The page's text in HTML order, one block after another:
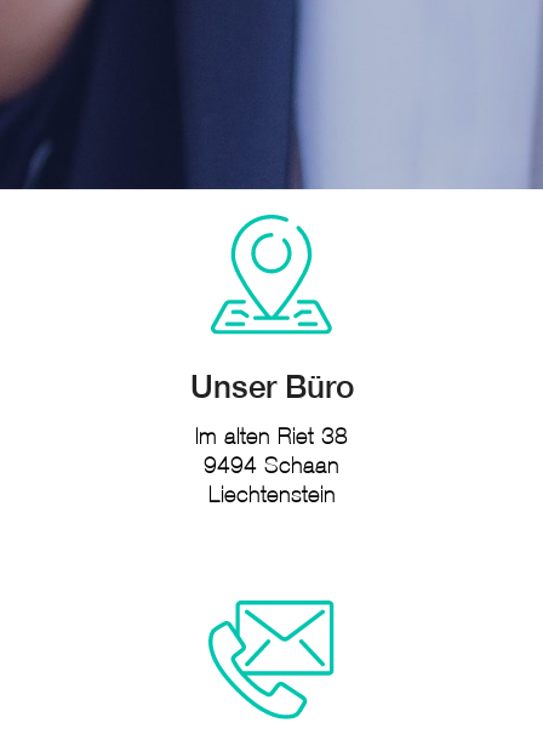
Unser Büro
Im alten Riet 38
9494 Schaan
Liechtenstein